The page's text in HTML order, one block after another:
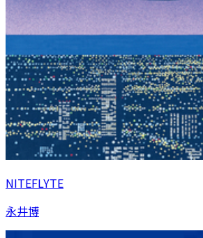
NITEFLYTE
永井博